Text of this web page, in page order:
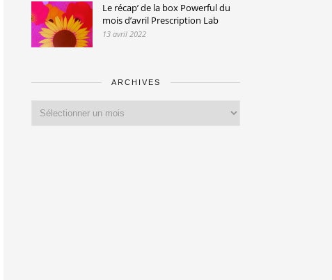
Le récap’ de la box Powerful du
mois d’avril Prescription Lab
13 avril 2022
ARCHIVES